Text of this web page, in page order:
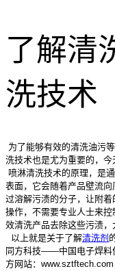
了解清
洗技术
为了能够有效的清洗油污
洗技术也是尤为重要的，今
喷淋清洗技术的原理，是
表面，它会随着产品壁流
过溶解污渍的分子，让附
操作，不需要专业人士来
效清洗产品去除这些污渍，
以上就是关于了解清洗剂
同方科技——中国电子焊料
方网站：www.sztftech.com